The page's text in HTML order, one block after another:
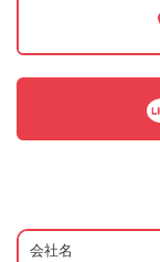
会社名